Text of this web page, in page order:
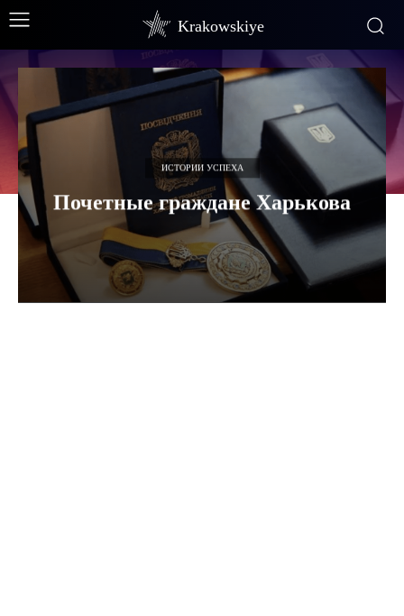
Krakowskiye
ИСТОРИИ УСПЕХА
Почетные граждане Харькова